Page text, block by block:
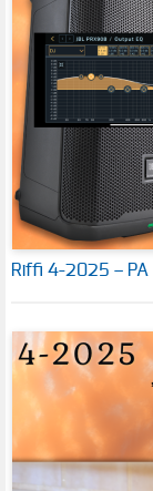
Riffi 4-2025 – PA